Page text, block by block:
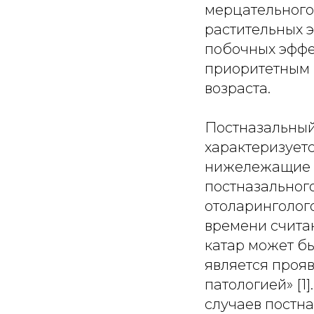
растительных
побочных
приоритетным
возраста.
Постназальный затек – это неспецифический симптом, который характеризуется стеканием слизи по задней стенке глотки в нижележащие отделы дыхательных путей. Первое определение постназального затека было дано еще в 1866 г. британским отоларингологом H. Dobell, и многие специалисты до настоящего времени считают его наиболее точным и лаконичным: «Постназальный катар может быть как острым, так и хроническим, и он в большей степени является проявлением других заболеваний, чем самостоятельной патологией» [1]. Таким образом, важно подчеркнуть, что в большинстве случаев постназальный затек представляет собой не самостоятельную нозологическую форму, а проявление воспалительного процесса в полости носа, околоносовых пазухах, носоглотке (так называемый вторичный постназальный синдром), но в то же время может возникать без очевидных воспалительных изменений, тогда речь идет о первичном (идиопатическом) постназальном синдроме. На сегодняшний день в литературе по-прежнему нет единого мнения о корректности употребления термина «постназальный затек». Слизь является физиологическим продуктом слизистой оболочки, поэтому она постоянно стекает по задней стенке глотки незаметно для человека. При увеличении количества слизи она превращается в раздражающий фактор, проявляющийся постназальным затеком. В то же время повышенная секреция, как правило, сопровождается нарушением функции мерцательного эпителия и ухудшением мукоцилиарного транспорта, что приводит к застою слизи и усугубляет симптомы. С клинической точки зрения при этом возникает кашель, который наблюдается преимущественно в ночное время, в первые часы после пробуждения или при физической нагрузке и носит затяжной характер. Однако этиологическая роль постназального затека в развитии хронического кашля как у взрослых, так и у детей остается спорной, и патофизиологический механизм до сих пор обсуждается [2]. В связи с этим в США в отношении кашля, связанного с заболеваниями верхних дыхательных путей, чаще употребляется термин «синдром кашля верхних дыхательных путей» [3]. В Великобритании, в свою очередь, чаще используется термин «риносинусит», подразумевающий основной патологический процесс, приводящий к развитию постназального затека. В некотором смысле данный термин можно считать наиболее корректным,